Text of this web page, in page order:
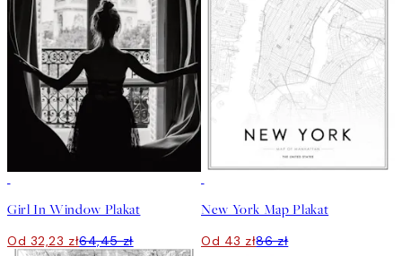
Girl In Window Plakat
Od 32,23 zł64,45 zł
New York Map Plakat
Od 43 zł86 zł